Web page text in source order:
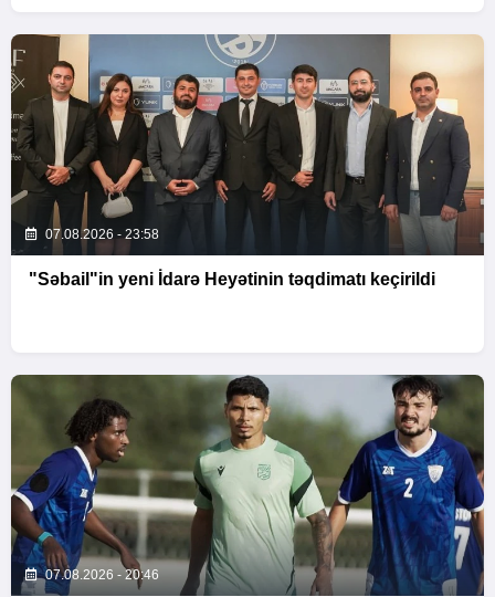
07.08.2026 - 23:58
"Səbail"in yeni İdarə Heyətinin təqdimatı keçirildi
07.08.2026 - 20:46